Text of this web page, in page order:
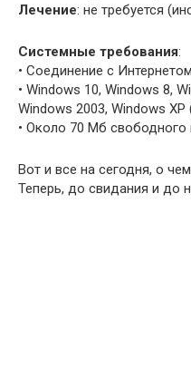
Лечение: не требуется
Системные требования:
• Соединение с Интернетом
• Windows 10, Windows 8,
Windows 2003, Windows XP
• Около 70 Мб свободного
Вот и все на сегодня, о
Теперь, до свидания и до